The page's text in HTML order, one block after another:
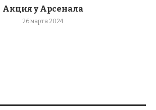
Акция у Арсенала
26 марта 2024